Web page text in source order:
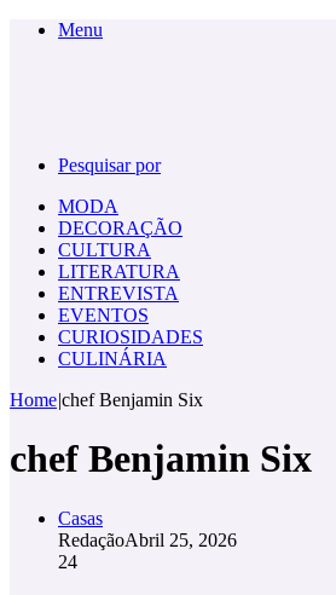
Menu
Pesquisar por
MODA
DECORAÇÃO
CULTURA
LITERATURA
ENTREVISTA
EVENTOS
CURIOSIDADES
CULINÁRIA
Home|chef Benjamin Six
chef Benjamin Six
Casas
RedaçãoAbril 25, 2026
24